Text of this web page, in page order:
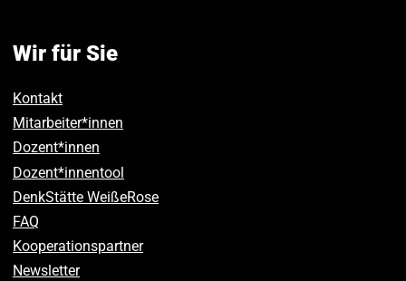
Wir für Sie
Kontakt
Mitarbeiter*innen
Dozent*innen
Dozent*innentool
DenkStätte WeißeRose
FAQ
Kooperationspartner
Newsletter